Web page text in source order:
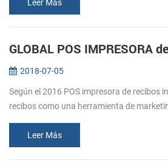
impresión, e...
Leer Más
2018-07-05
Según el 2016 POS impresora de recibos
recibos como una herramienta de
hostelería sec...
Leer Más